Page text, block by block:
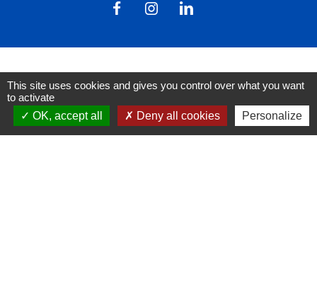
Liens
FACEBOOK
This site uses cookies and gives you control over what you want
to activate
OK, accept all
Deny all cookies Personalize